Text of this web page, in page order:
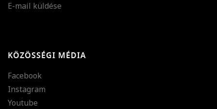
E-mail küldése
KÖZÖSSÉGI MÉDIA
Facebook
Instagram
Youtube